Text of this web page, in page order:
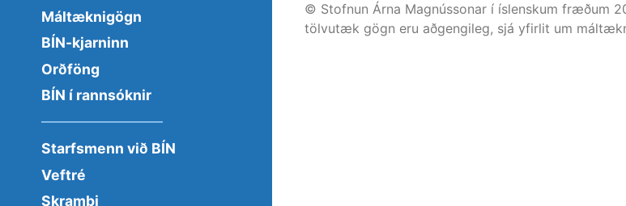
Máltæknigögn
BÍN-kjarninn
Orðföng
BÍN í rannsóknir
Starfsmenn við BÍN
Veftré
Skrambi
© Stofnun Árna Magnússonar í íslenskum fræðum
tölvutæk gögn eru aðgengileg, sjá yfirlit um